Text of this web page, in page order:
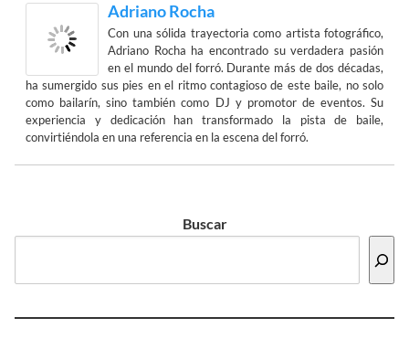
Adriano Rocha
Con una sólida trayectoria como artista fotográfico,
Adriano Rocha ha encontrado su verdadera pasión
en el mundo del forró. Durante más de dos décadas,
ha sumergido sus pies en el ritmo contagioso de este baile, no solo
como bailarín, sino también como DJ y promotor de eventos. Su
experiencia y dedicación han transformado la pista de baile,
convirtiéndola en una referencia en la escena del forró.
Buscar